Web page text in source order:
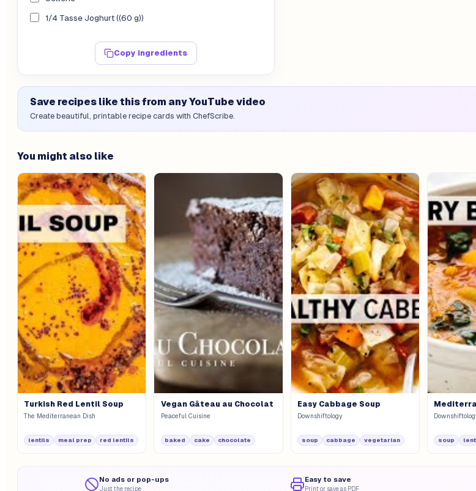
1/4 Tasse Joghurt ((60 g))
Copy ingredients
Save recipes like this from any YouTube video
Create beautiful, printable recipe cards with ChefScribe.
You might also like
Turkish Red Lentil Soup
The Mediterranean Dish
lentils meal prep red lentils
Vegan Gâteau au Chocolat
Peaceful Cuisine
baked cake chocolate
Easy Cabbage Soup
Downshiftology
soup cabbage vegetarian soup
No ads or pop-ups
Just the recipe
Easy to save
Print or save as PDF